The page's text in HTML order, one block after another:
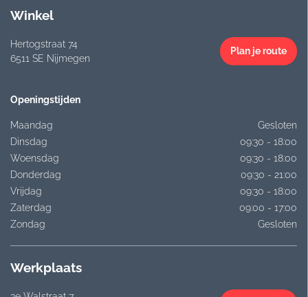
Winkel
Hertogstraat 74
6511 SE Nijmegen
Plan je route
Openingstijden
Maandag
Gesloten
Dinsdag
09:30 - 18:00
Woensdag
09:30 - 18:00
Donderdag
09:30 - 21:00
Vrijdag
09:30 - 18:00
Zaterdag
09:00 - 17:00
Zondag
Gesloten
Werkplaats